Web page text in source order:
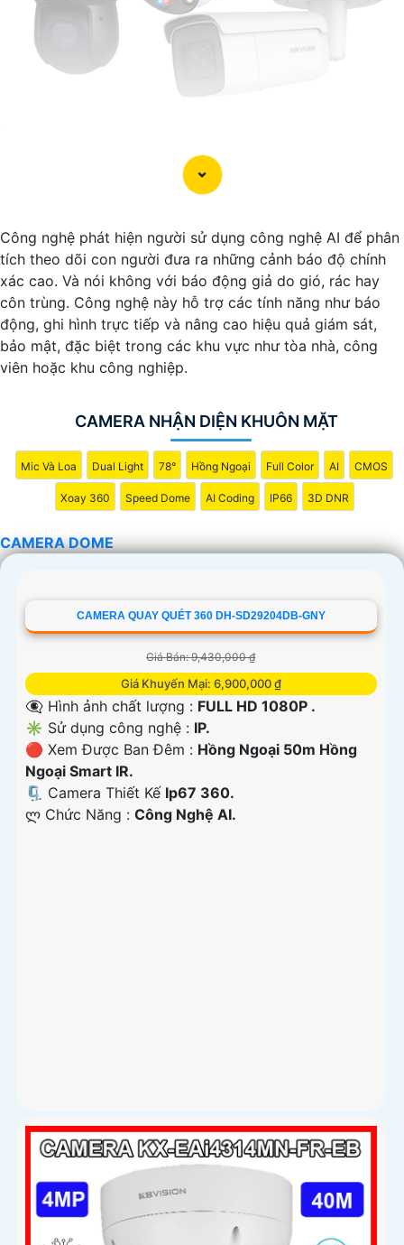
Công nghệ phát hiện người sử dụng công nghệ AI để phân
tích theo dõi con người đưa ra những cảnh báo độ chính
xác cao. Và nói không với báo động giả do gió, rác hay
côn trùng. Công nghệ này hỗ trợ các tính năng như báo
động, ghi hình trực tiếp và nâng cao hiệu quả giám sát,
bảo mật, đặc biệt trong các khu vực như tòa nhà, công
viên hoặc khu công nghiệp.
CAMERA NHẬN DIỆN KHUÔN MẶT
Mic Và Loa Dual Light 78° Hồng Ngoại Full Color AI CMOS
Xoay 360 Speed Dome AI Coding IP66 3D DNR
CAMERA DOME
CAMERA QUAY QUÉT 360 DH-SD29204DB-GNY
Giá Bán: 9,430,000 ₫
Giá Khuyến Mại: 6,900,000 ₫
👁️‍🗨 Hình ảnh chất lượng : FULL HD 1080P .
✳️ Sử dụng công nghệ : IP.
🔴 Xem Được Ban Đêm : Hồng Ngoại 50m Hồng
Ngoại Smart IR.
🗜️ Camera Thiết Kế Ip67 360.
️ლ Chức Năng : Công Nghệ AI.